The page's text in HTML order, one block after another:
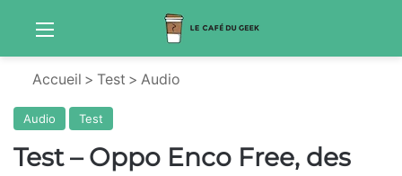
Menu
Accueil > Test > Audio
Audio Test
Test – Oppo Enco Free, des